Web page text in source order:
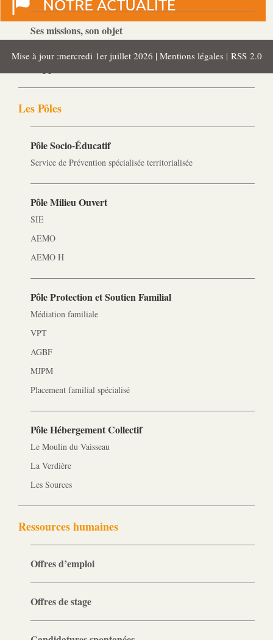
Ses missions, son objet
Les Pôles
Pôle Socio-­Éducatif
Service de Prévention spécialisée territorialisée
Pôle Milieu Ouvert
SIE
AEMO
AEMO H
Pôle Protection et Soutien Familial
Médiation familiale
VPT
AGBF
MJPM
Placement familial spécialisé
Pôle Hébergement Collectif
Le Moulin du Vaisseau
La Verdière
Les Sources
Ressources humaines
Offres d’emploi
Offres de stage
Mise à jour :mercredi 1er juillet 2026 | Mentions légales | RSS 2.0